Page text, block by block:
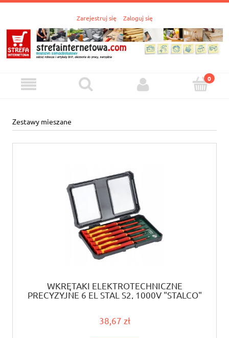
Zarejestruj się Zaloguj się
Zestawy mieszane
WKRĘTAKI ELEKTROTECHNICZNE
PRECYZYJNE 6 EL STAL S2, 1000V "STALCO"
38,67 zł